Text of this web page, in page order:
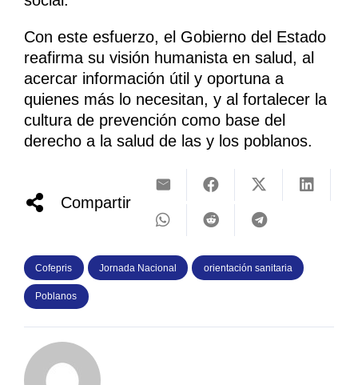
Con este esfuerzo, el Gobierno del Estado
reafirma su visión humanista en salud, al
acercar información útil y oportuna a
quienes más lo necesitan, y al fortalecer la
cultura de prevención como base del
derecho a la salud de las y los poblanos.
Compartir
Cofepris Jornada Nacional orientación sanitaria
Poblanos